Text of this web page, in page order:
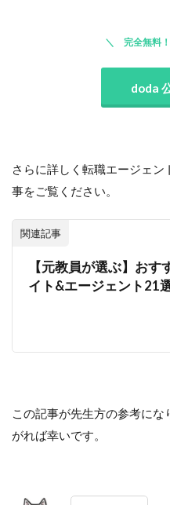
完全無料
doda
さらに詳しく転職エージェ
事をご覧ください。
関連記事
【元教員が選ぶ】おす
イト&エージェント21
この記事が先生方の参考に
がれば幸いです。